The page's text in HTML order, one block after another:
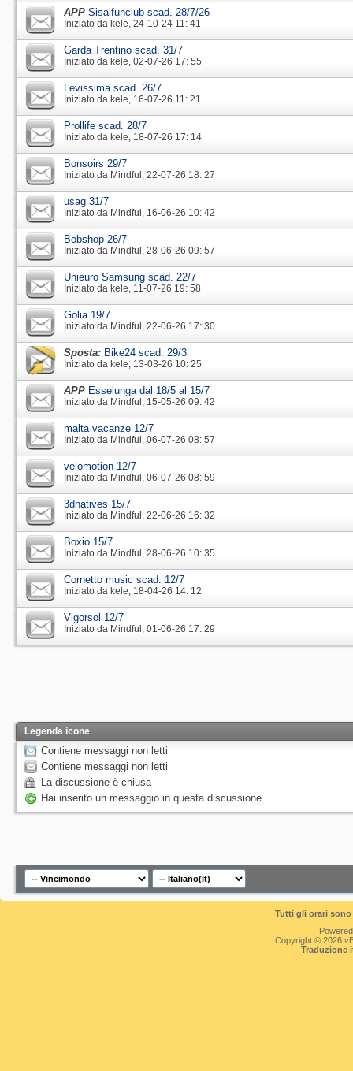
APP Sisalfunclub scad. 28/7/26
Iniziato da kele‎, 24-10-24 11: 41
Garda Trentino scad. 31/7
Iniziato da kele‎, 02-07-26 17: 55
Levissima scad. 26/7
Iniziato da kele‎, 16-07-26 11: 21
Prollife scad. 28/7
Iniziato da kele‎, 18-07-26 17: 14
Bonsoirs 29/7
Iniziato da Mindful‎, 22-07-26 18: 27
usag 31/7
Iniziato da Mindful‎, 16-06-26 10: 42
Bobshop 26/7
Iniziato da Mindful‎, 28-06-26 09: 57
Unieuro Samsung scad. 22/7
Iniziato da kele‎, 11-07-26 19: 58
Golia 19/7
Iniziato da Mindful‎, 22-06-26 17: 30
Sposta: Bike24 scad. 29/3
Iniziato da kele‎, 13-03-26 10: 25
APP Esselunga dal 18/5 al 15/7
Iniziato da Mindful‎, 15-05-26 09: 42
malta vacanze 12/7
Iniziato da Mindful‎, 06-07-26 08: 57
velomotion 12/7
Iniziato da Mindful‎, 06-07-26 08: 59
3dnatives 15/7
Iniziato da Mindful‎, 22-06-26 16: 32
Boxio 15/7
Iniziato da Mindful‎, 28-06-26 10: 35
Cornetto music scad. 12/7
Iniziato da kele‎, 18-04-26 14: 12
Vigorsol 12/7
Iniziato da Mindful‎, 01-06-26 17: 29
Legenda icone
Contiene messaggi non letti
Contiene messaggi non letti
La discussione è chiusa
Hai inserito un messaggio in questa discussione
Tutti gli orari
Copyright © 2026
Traduzione